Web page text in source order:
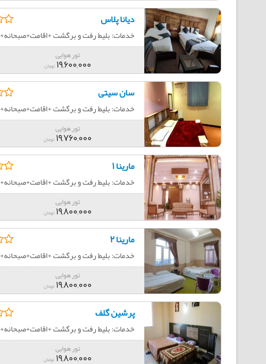
دیانا پلاس
خدمات: بلیط رفت و برگشت +اقامت+صبحانه+4شب اقامت
تور هوایی
19,600,000تومان
سان سیتی
خدمات: بلیط رفت و برگشت +اقامت+صبحانه+4شب اقامت
تور هوایی
19,760,000تومان
مارینا 1
خدمات: بلیط رفت و برگشت +اقامت+صبحانه+4شب اقامت
تور هوایی
19,800,000تومان
مارینا 2
خدمات: بلیط رفت و برگشت +اقامت+صبحانه+4شب اقامت
تور هوایی
19,800,000تومان
پرشین گلف
خدمات: بلیط رفت و برگشت +اقامت+صبحانه+4شب اقامت
تور هوایی
19,800,000تومان